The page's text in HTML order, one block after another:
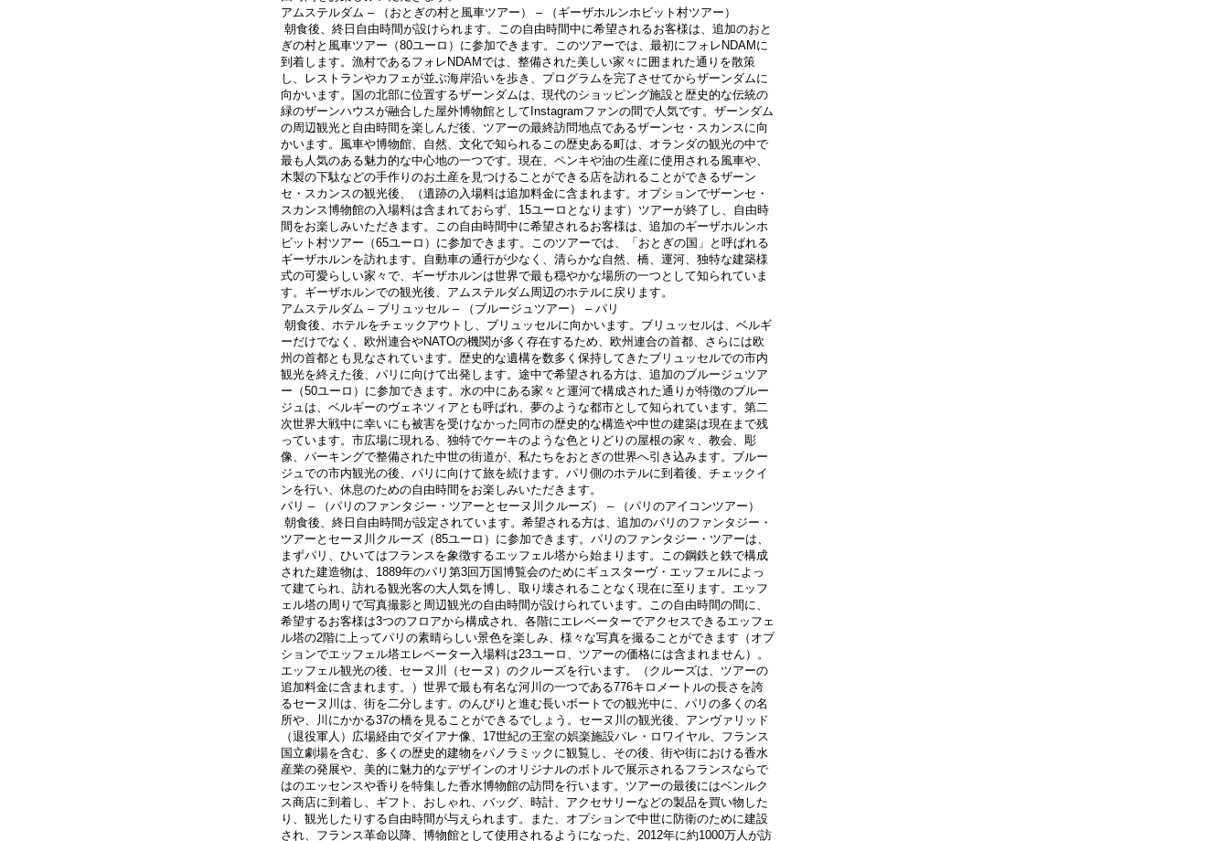
アムステルダム – （おとぎの村と風車ツアー） – （ギーザホルンホビット村ツアー）
ぎの村と風車ツアー（80ユーロ）に参加できます。このツアーでは、最初にフォレNDAMに
到着します。漁村であるフォレNDAMでは、整備された美しい家々に囲まれた通りを散策
し、レストランやカフェが並ぶ海岸沿いを歩き、プログラムを完了させてからザーンダムに
向かいます。国の北部に位置するザーンダムは、現代のショッピング施設と歴史的な伝統の
緑のザーンハウスが融合した屋外博物館としてInstagramファンの間で人気です。ザーンダム
の周辺観光と自由時間を楽しんだ後、ツアーの最終訪問地点であるザーンセ・スカンスに向
かいます。風車や博物館、自然、文化で知られるこの歴史ある町は、オランダの観光の中で
最も人気のある魅力的な中心地の一つです。現在、ペンキや油の生産に使用される風車や、
木製の下駄などの手作りのお土産を見つけることができる店を訪れることができるザーン
セ・スカンスの観光後、（遺跡の入場料は追加料金に含まれます。オプションでザーンセ・
スカンス博物館の入場料は含まれておらず、15ユーロとなります）ツアーが終了し、自由時
間をお楽しみいただきます。この自由時間中に希望されるお客様は、追加のギーザホルンホ
ビット村ツアー（65ユーロ）に参加できます。このツアーでは、「おとぎの国」と呼ばれる
ギーザホルンを訪れます。自動車の通行が少なく、清らかな自然、橋、運河、独特な建築様
式の可愛らしい家々で、ギーザホルンは世界で最も穏やかな場所の一つとして知られていま
す。ギーザホルンでの観光後、アムステルダム周辺のホテルに戻ります。
アムステルダム – ブリュッセル – （ブルージュツアー） – パリ
ーだけでなく、欧州連合やNATOの機関が多く存在するため、欧州連合の首都、さらには欧
州の首都とも見なされています。歴史的な遺構を数多く保持してきたブリュッセルでの市内
観光を終えた後、パリに向けて出発します。途中で希望される方は、追加のブルージュツア
ー（50ユーロ）に参加できます。水の中にある家々と運河で構成された通りが特徴のブルー
ジュは、ベルギーのヴェネツィアとも呼ばれ、夢のような都市として知られています。第二
次世界大戦中に幸いにも被害を受けなかった同市の歴史的な構造や中世の建築は現在まで残
っています。市広場に現れる、独特でケーキのような色とりどりの屋根の家々、教会、彫
像、パーキングで整備された中世の街道が、私たちをおとぎの世界へ引き込みます。ブルー
ジュでの市内観光の後、パリに向けて旅を続けます。パリ側のホテルに到着後、チェックイ
ンを行い、休息のための自由時間をお楽しみいただきます。
パリ – （パリのファンタジー・ツアーとセーヌ川クルーズ） – （パリのアイコンツアー）
ツアーとセーヌ川クルーズ（85ユーロ）に参加できます。パリのファンタジー・ツアーは、
まずパリ、ひいてはフランスを象徴するエッフェル塔から始まります。この鋼鉄と鉄で構成
された建造物は、1889年のパリ第3回万国博覧会のためにギュスターヴ・エッフェルによっ
て建てられ、訪れる観光客の大人気を博し、取り壊されることなく現在に至ります。エッフ
ェル塔の周りで写真撮影と周辺観光の自由時間が設けられています。この自由時間の間に、
希望するお客様は3つのフロアから構成され、各階にエレベーターでアクセスできるエッフェ
ル塔の2階に上ってパリの素晴らしい景色を楽しみ、様々な写真を撮ることができます（オプ
ションでエッフェル塔エレベーター入場料は23ユーロ、ツアーの価格には含まれません）。
エッフェル観光の後、セーヌ川（セーヌ）のクルーズを行います。（クルーズは、ツアーの
追加料金に含まれます。）世界で最も有名な河川の一つである776キロメートルの長さを誇
るセーヌ川は、街を二分します。のんびりと進む長いボートでの観光中に、パリの多くの名
所や、川にかかる37の橋を見ることができるでしょう。セーヌ川の観光後、アンヴァリッド
（退役軍人）広場経由でダイアナ像、17世紀の王室の娯楽施設パレ・ロワイヤル、フランス
国立劇場を含む、多くの歴史的建物をパノラミックに観覧し、その後、街や街における香水
産業の発展や、美的に魅力的なデザインのオリジナルのボトルで展示されるフランスならで
はのエッセンスや香りを特集した香水博物館の訪問を行います。ツアーの最後にはベンルク
ス商店に到着し、ギフト、おしゃれ、バッグ、時計、アクセサリーなどの製品を買い物した
り、観光したりする自由時間が与えられます。また、オプションで中世に防衛のために建設
され、フランス革命以降、博物館として使用されるようになった、2012年に約1000万人が訪